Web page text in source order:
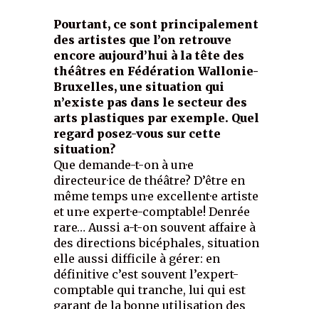
Pourtant, ce sont principalement
des artistes que l’on retrouve
encore aujourd’hui à la tête des
théâtres en Fédération Wallonie-
Bruxelles, une situation qui
n’existe pas dans le secteur des
arts plastiques par exemple. Quel
regard posez-vous sur cette
situation?
Que demande-t-on à un·e
directeur·ice de théâtre? D’être en
même temps un·e excellent·e artiste
et un·e expert·e-comptable! Denrée
rare… Aussi a-t-on souvent affaire à
des directions bicéphales, situation
elle aussi difficile à gérer: en
définitive c’est souvent l’expert-
comptable qui tranche, lui qui est
garant de la bonne utilisation des